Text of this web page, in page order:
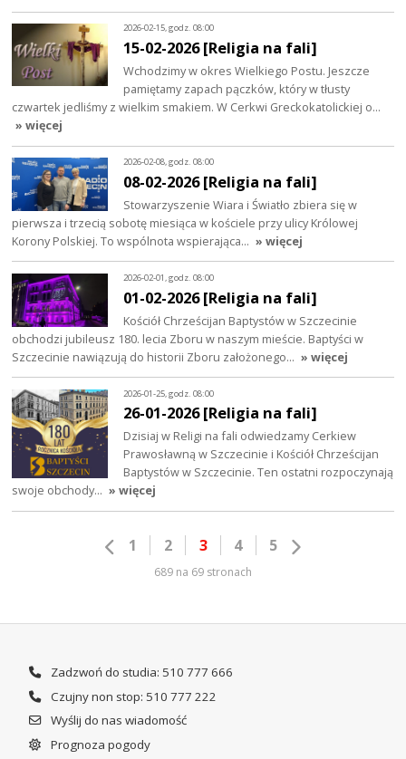
2026-02-15, godz. 08:00
15-02-2026 [Religia na fali]
Wchodzimy w okres Wielkiego Postu. Jeszcze
pamiętamy zapach pączków, który w tłusty
czwartek jedliśmy z wielkim smakiem. W Cerkwi Greckokatolickiej o…
» więcej
2026-02-08, godz. 08:00
08-02-2026 [Religia na fali]
Stowarzyszenie Wiara i Światło zbiera się w
pierwsza i trzecią sobotę miesiąca w kościele przy ulicy Królowej
Korony Polskiej. To wspólnota wspierająca… » więcej
2026-02-01, godz. 08:00
01-02-2026 [Religia na fali]
Kościół Chrześcijan Baptystów w Szczecinie
obchodzi jubileusz 180. lecia Zboru w naszym mieście. Baptyści w
Szczecinie nawiązują do historii Zboru założonego… » więcej
2026-01-25, godz. 08:00
26-01-2026 [Religia na fali]
Dzisiaj w Religi na fali odwiedzamy Cerkiew
Prawosławną w Szczecinie i Kościół Chrześcijan
Baptystów w Szczecinie. Ten ostatni rozpoczynają
swoje obchody… » więcej
1 2 3 4 5
689 na 69 stronach
Zadzwoń do studia: 510 777 666
Czujny non stop: 510 777 222
Wyślij do nas wiadomość
Prognoza pogody